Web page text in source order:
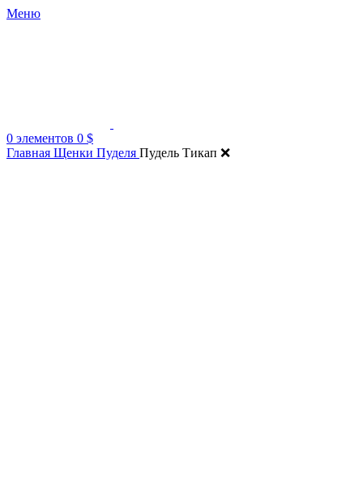
Меню
0 элементов 0 $
Главная Щенки Пуделя Пудель Тикап ❌️